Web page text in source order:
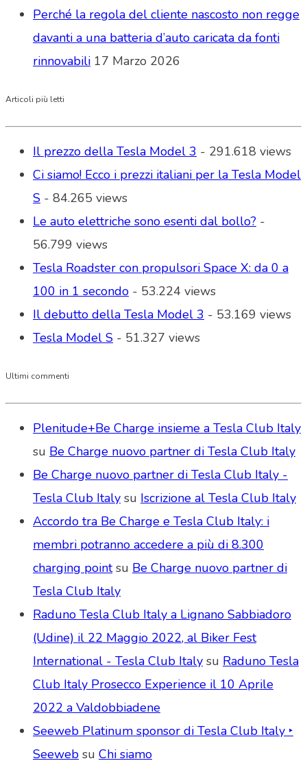
Perché la regola del cliente nascosto non regge
davanti a una batteria d’auto caricata da fonti
rinnovabili 17 Marzo 2026
Articoli più letti
Il prezzo della Tesla Model 3 - 291.618 views
Ci siamo! Ecco i prezzi italiani per la Tesla Model
S - 84.265 views
Le auto elettriche sono esenti dal bollo? -
56.799 views
Tesla Roadster con propulsori Space X: da 0 a
100 in 1 secondo - 53.224 views
Il debutto della Tesla Model 3 - 53.169 views
Tesla Model S - 51.327 views
Ultimi commenti
Plenitude+Be Charge insieme a Tesla Club Italy
su Be Charge nuovo partner di Tesla Club Italy
Be Charge nuovo partner di Tesla Club Italy -
Tesla Club Italy su Iscrizione al Tesla Club Italy
Accordo tra Be Charge e Tesla Club Italy: i
membri potranno accedere a più di 8.300
charging pointsu Be Charge nuovo partner di
Tesla Club Italy
Raduno Tesla Club Italy a Lignano Sabbiadoro
(Udine) il 22 Maggio 2022, al Biker Fest
International - Tesla Club Italy su Raduno Tesla
Club Italy Prosecco Experience il 10 Aprile
2022 a Valdobbiadene
Seeweb Platinum sponsor di Tesla Club Italy ‣
Seeweb su Chi siamo